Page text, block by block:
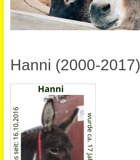
Hanni (2000-2017)